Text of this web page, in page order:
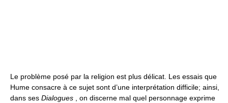
Le problème posé par la religion est plus délicat. Les essais que
Hume consacre à ce sujet sont d’une interprétation difficile; ainsi,
dans ses Dialogues , on discerne mal quel personnage exprime